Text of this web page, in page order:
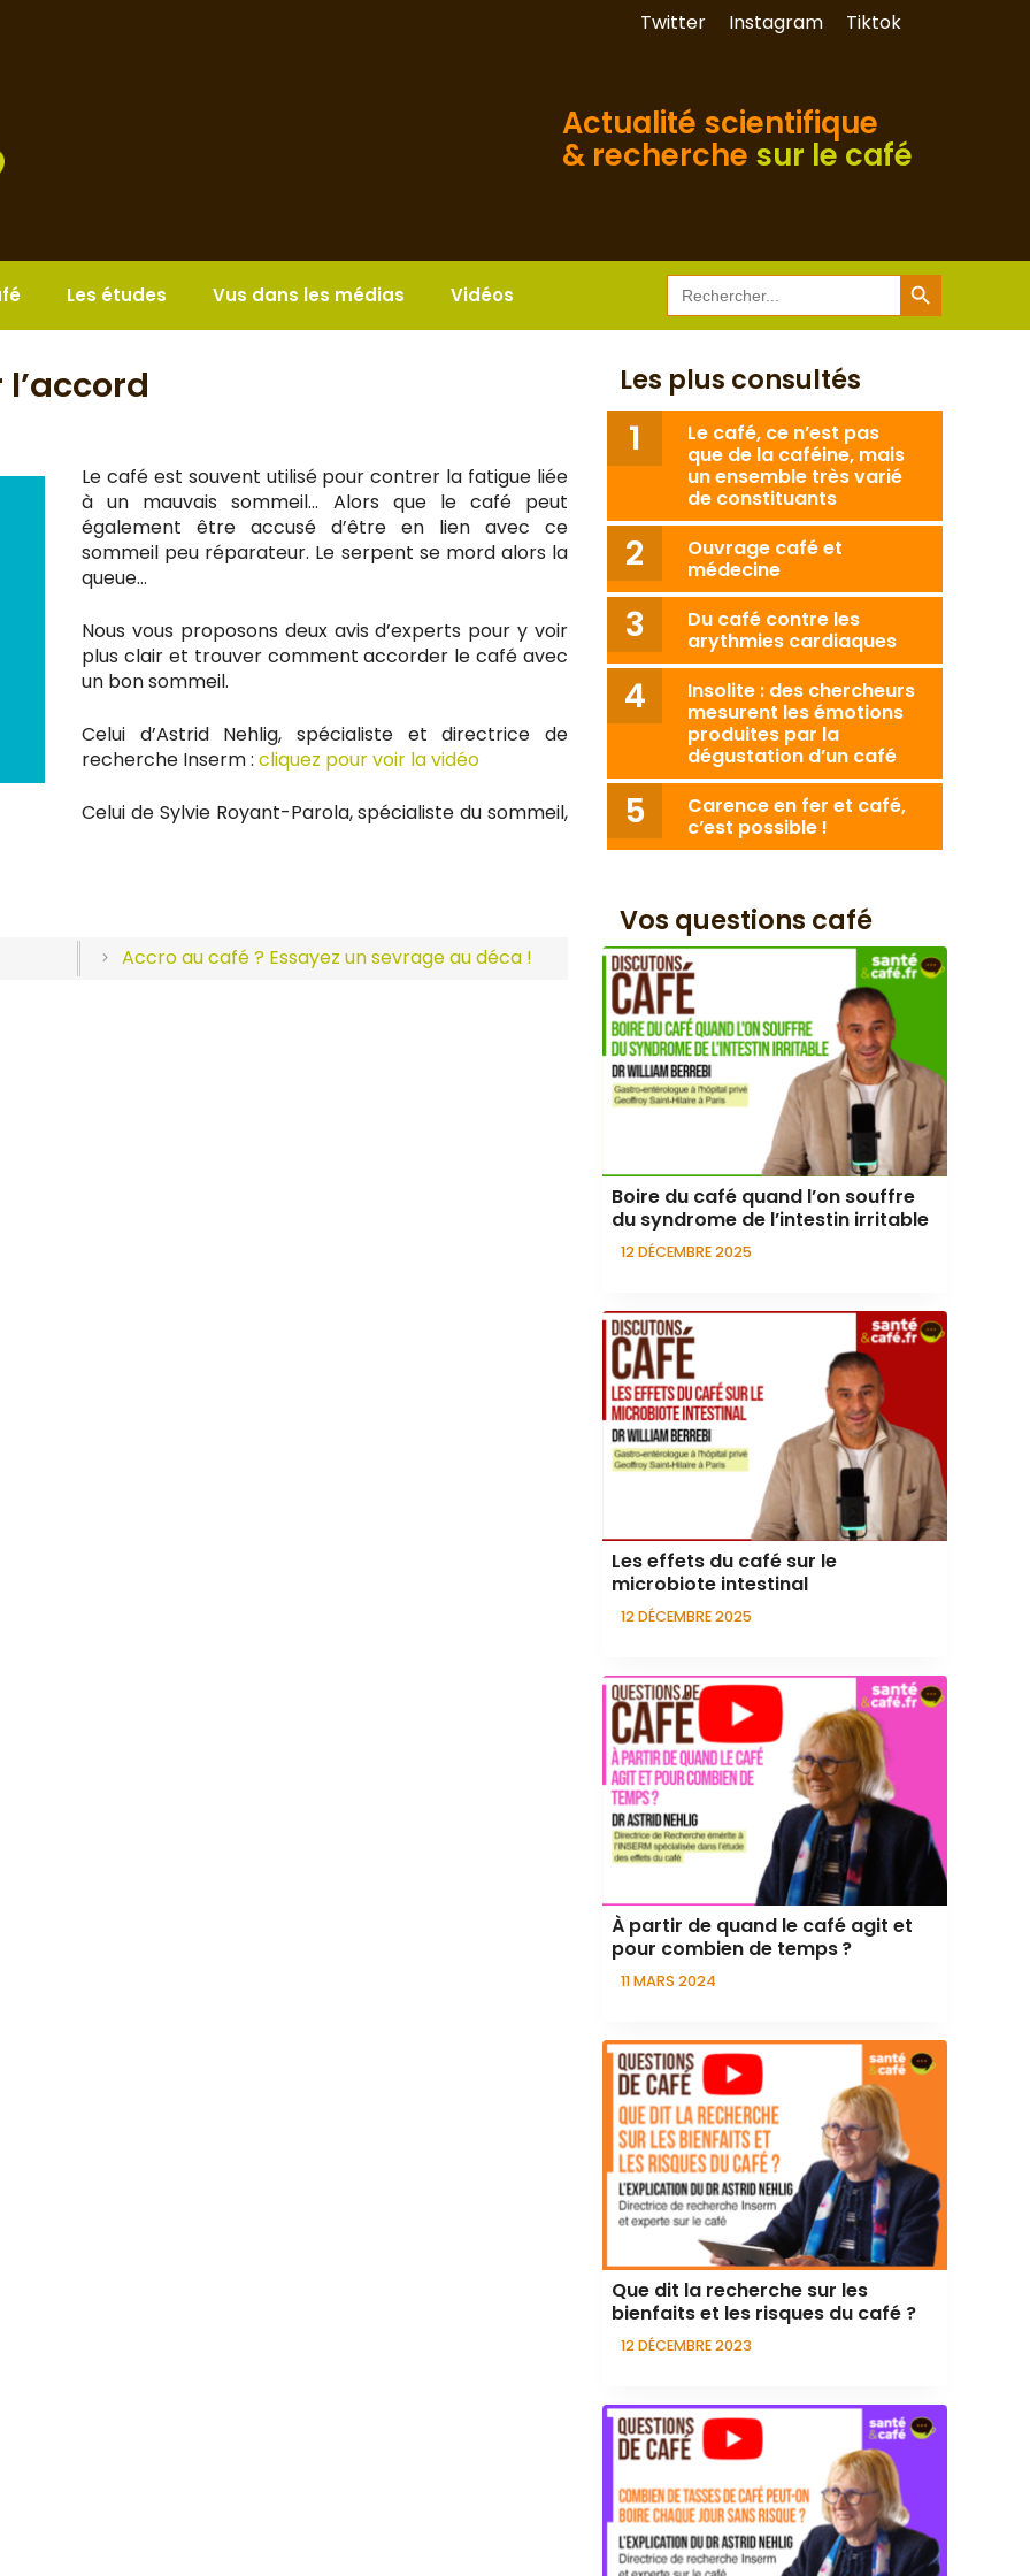
Twitter Instagram Tiktok
Actualité scientifique
& recherche sur le café
Les études Vus dans les médias Vidéos Search
for:
Search Button
Le café est souvent utilisé pour contrer la fatigue liée
à un mauvais sommeil… Alors que le café peut
également être accusé d’être en lien avec ce
sommeil peu réparateur. Le serpent se mord alors la
queue…
Nous vous proposons deux avis d’experts pour y voir
plus clair et trouver comment accorder le café avec
un bon sommeil.
Celui d’Astrid Nehlig, spécialiste et directrice de
recherche Inserm : cliquez pour voir la vidéo
Celui de Sylvie Royant-Parola, spécialiste du sommeil,
Accro au café ? Essayez un sevrage au déca !
Les plus consultés
Le café, ce n’est pas
que de la caféine, mais
un ensemble très varié
de constituants
Ouvrage café et
médecine
Du café contre les
arythmies cardiaques
Insolite : des chercheurs
mesurent les émotions
produites par la
dégustation d’un café
Carence en fer et café,
c’est possible !
Vos questions café
Boire du café quand l’on souffre
du syndrome de l’intestin irritable
12 DÉCEMBRE 2025
Les effets du café sur le
microbiote intestinal
12 DÉCEMBRE 2025
À partir de quand le café agit et
pour combien de temps ?
11 MARS 2024
Que dit la recherche sur les
bienfaits et les risques du café ?
12 DÉCEMBRE 2023